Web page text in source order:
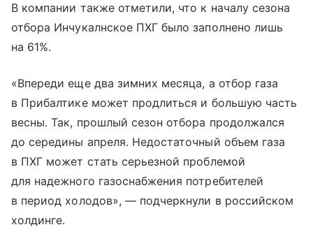
В компании также отметили, что к началу сезона
отбора Инчукалнское ПХГ было заполнено лишь
на 61%.
«Впереди еще два зимних месяца, а отбор газа
в Прибалтике может продлиться и большую часть
весны. Так, прошлый сезон отбора продолжался
до середины апреля. Недостаточный объем газа
в ПХГ может стать серьезной проблемой
для надежного газоснабжения потребителей
в период холодов», — подчеркнули в российском
холдинге.